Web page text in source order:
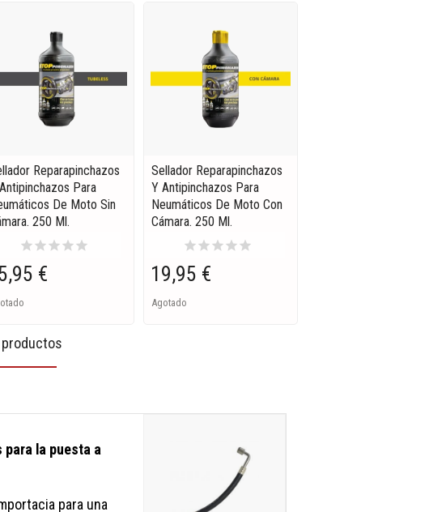
Reparapinchazos
Para
De Moto Sin
250 Ml.
starstarstarstarstar
€
Sellador Reparapinchazos
Y Antipinchazos Para
Neumáticos De Moto Con
Cámara. 250 Ml.
starstarstarstarstar
19,95 €
Agotado
para la puesta a
para una